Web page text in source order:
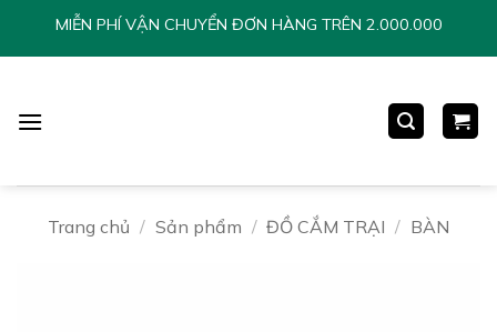
ChuyểnMIỄN PHÍ VẬN CHUYỂN ĐƠN HÀNG TRÊN 2.000.000
Trang chủ / Sản phẩm / ĐỒ CẮM TRẠI / BÀN